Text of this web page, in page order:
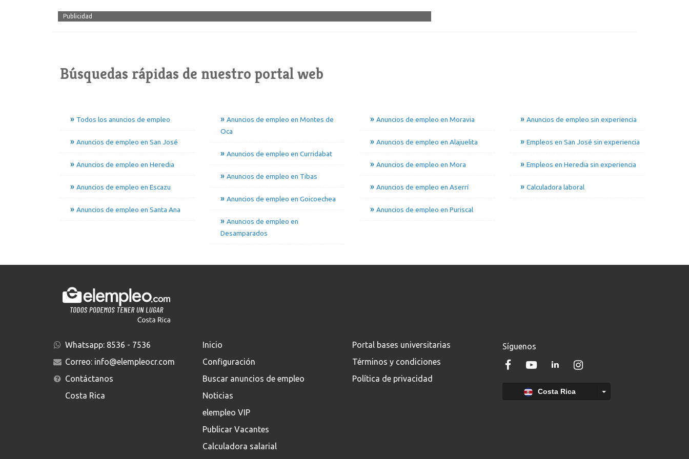
Publicidad
Búsquedas rápidas de nuestro portal web
Todos los anuncios de empleo
Anuncios de empleo en San José
Anuncios de empleo en Heredia
Anuncios de empleo en Escazu
Anuncios de empleo en Santa Ana
Anuncios de empleo en Montes de
Oca
Anuncios de empleo en Curridabat
Anuncios de empleo en Tibas
Anuncios de empleo en Goicoechea
Anuncios de empleo en
Desamparados
Anuncios de empleo en Moravia
Anuncios de empleo en Alajuelita
Anuncios de empleo en Mora
Anuncios de empleo en Aserrí
Anuncios de empleo en Puriscal
Anuncios de empleo sin experiencia
Empleos en San José sin experiencia
Empleos en Heredia sin experiencia
Calculadora laboral
Whatsapp: 8536 - 7536
Correo: info@elempleocr.com
Contáctanos
Costa Rica
Inicio
Configuración
Buscar anuncios de empleo
Noticias
elempleo VIP
Publicar Vacantes
Calculadora salarial
Portal bases universitarias
Términos y condiciones
Política de privacidad
Síguenos
Costa Rica